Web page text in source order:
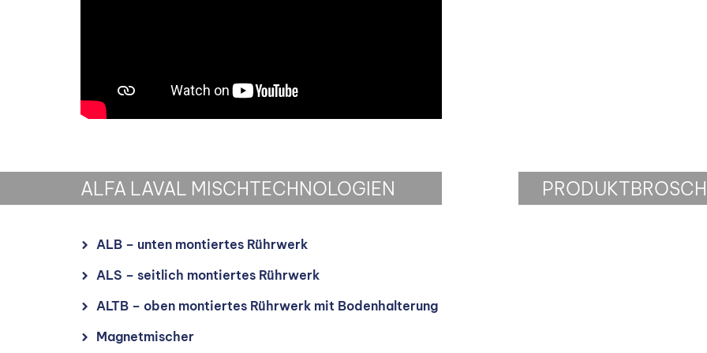
ALFA LAVAL MISCHTECHNOLOGIEN
ALB – unten montiertes Rührwerk
ALS – seitlich montiertes Rührwerk
ALTB – oben montiertes Rührwerk mit Bodenhalterung
Magnetmischer